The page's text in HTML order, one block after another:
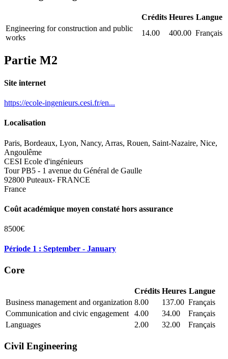
Crédits Heures Langue
Engineering for construction and public
works
14.00 400.00 Français
Partie M2
Site internet
https://ecole-ingenieurs.cesi.fr/en...
Localisation
Paris, Bordeaux, Lyon, Nancy, Arras, Rouen, Saint-Nazaire, Nice,
Angoulême
CESI Ecole d'ingénieurs
Tour PB5 - 1 avenue du Général de Gaulle
92800 Puteaux- FRANCE
France
Coût académique moyen constaté hors assurance
8500€
Période 1 : September - January
Core
Crédits Heures Langue
Business management and organization 8.00 137.00 Français
Communication and civic engagement
4.00 34.00
Français
Languages
2.00 32.00 Français
Civil Engineering